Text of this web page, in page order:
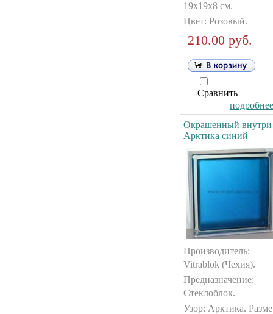
19х19х8 см.
Цвет: Розовый.
210.00 руб.
Сравнить
Окрашенный внутри
Арктика синий
Производитель:
Vitrablok (Чехия).
Предназначение:
Стеклоблок.
Узор: Арктика.